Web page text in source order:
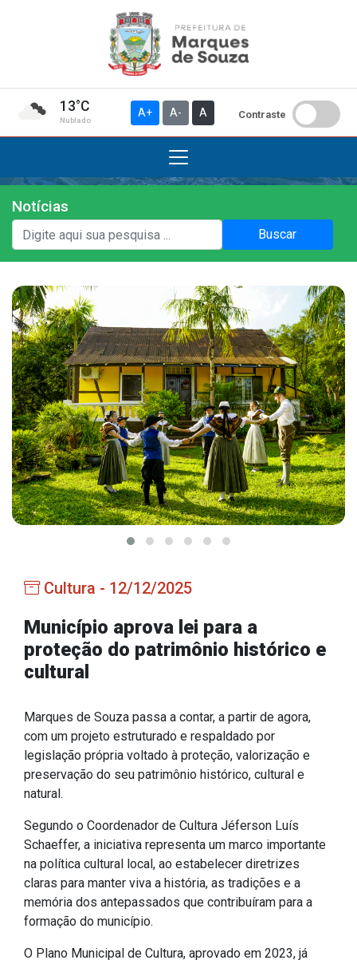
13°C
Nublado
A+ A- A Contraste
Institucional
A Prefeitura
Gabinete do Vice-prefeito
História do Município
Símbolos Oficiais
Estrutura Organizacional
Secretarias
Administração
Agricultura e Meio Ambiente
Assistência Social
Obras
Saúde
IPTU 2026
Nota Fiscal Eletrônica
Ouvidoria
Portal do Servidor
Publicações
Diário Oficial (Novo)
Notícias
Buscar
Cultura - 12/12/2025
Município aprova lei para a
proteção do patrimônio histórico e
cultural
Marques de Souza passa a contar, a partir de agora,
com um projeto estruturado e respaldado por
legislação própria voltado à proteção, valorização e
preservação do seu patrimônio histórico, cultural e
natural.
Segundo o Coordenador de Cultura Jéferson Luís
Schaeffer, a iniciativa representa um marco importante
na política cultural local, ao estabelecer diretrizes
claras para manter viva a história, as tradições e a
memória dos antepassados que contribuíram para a
formação do município.
O Plano Municipal de Cultura, aprovado em 2023, já